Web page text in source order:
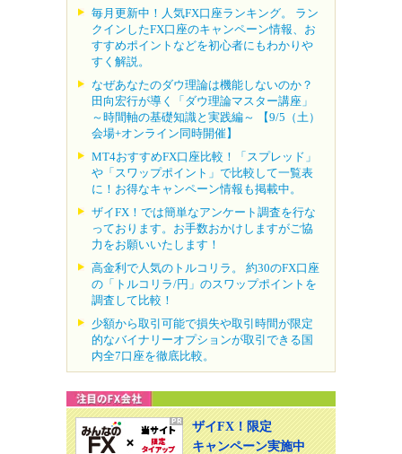
毎月更新中！人気FX口座ランキング。 ラン
クインしたFX口座のキャンペーン情報、お
すすめポイントなどを初心者にもわかりや
すく解説。
なぜあなたのダウ理論は機能しないのか？
田向宏行が導く「ダウ理論マスター講座」
～時間軸の基礎知識と実践編～ 【9/5（土）
会場+オンライン同時開催】
MT4おすすめFX口座比較！「スプレッド」
や「スワップポイント」で比較して一覧表
に！お得なキャンペーン情報も掲載中。
ザイFX！では簡単なアンケート調査を行な
っております。お手数おかけしますがご協
力をお願いいたします！
高金利で人気のトルコリラ。 約30のFX口座
の「トルコリラ/円」のスワップポイントを
調査して比較！
少額から取引可能で損失や取引時間が限定
的なバイナリーオプションが取引できる国
内全7口座を徹底比較。
ザイFX！限定
キャンペーン実施中